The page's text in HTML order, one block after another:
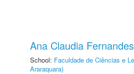
Ana Claudia
School: Faculdade de Ciências e
Araraquara)